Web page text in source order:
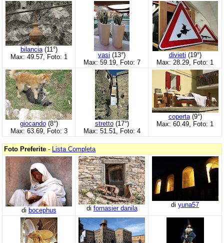
bilancia(11°)
Max: 49.57, Foto: 1
vasi (13°)
Max: 59.19, Foto: 7
divieti (19°)
Max: 28.29, Foto: 1
giocando(8°)
Max: 63.69, Foto: 3
stretto(17°)
Max: 51.51, Foto: 4
coperta(9°)
Max: 60.49, Foto: 1
Foto Preferite - Lista Completa
di bocephus di fornasier danila di yuna57